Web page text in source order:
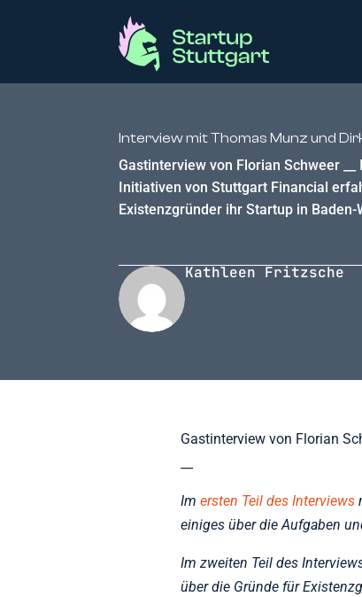
Interview mit Thomas Munz und
Gastinterview von Florian Schweer
Initiativen von Stuttgart Financial
Existenzgründer ihr Startup in
Kathleen Fritzsche
Gastinterview von Florian
Imersten Teil des Interviews
einiges über die Aufgaben
Im zweiten Teil des
über die Gründe für